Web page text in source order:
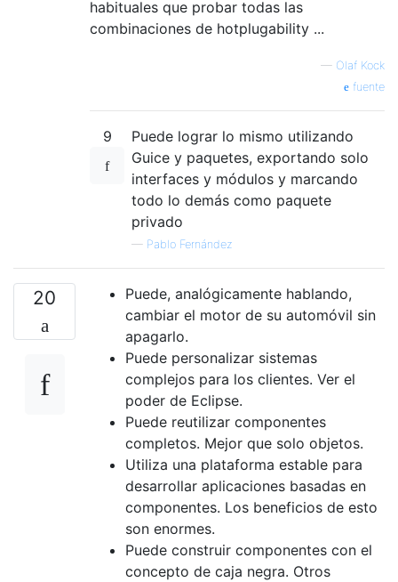
habituales que probar todas las
combinaciones de hotplugability ...
— Olaf Kock
fuente
9
Puede lograr lo mismo utilizando
Guice y paquetes, exportando solo
interfaces y módulos y marcando
todo lo demás como paquete
privado
— Pablo Fernández
20
Puede, analógicamente hablando,
cambiar el motor de su automóvil sin
apagarlo.
Puede personalizar sistemas
complejos para los clientes. Ver el
poder de Eclipse.
Puede reutilizar componentes
completos. Mejor que solo objetos.
Utiliza una plataforma estable para
desarrollar aplicaciones basadas en
componentes. Los beneficios de esto
son enormes.
Puede construir componentes con el
concepto de caja negra. Otros